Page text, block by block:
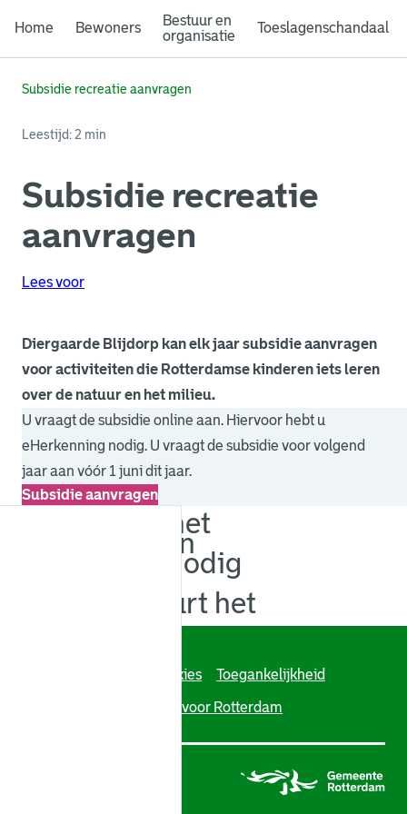
Home Bewoners
Bestuur en
organisatie
Toeslagenschandaal
Subsidie recreatie aanvragen
Leestijd: 2 min
Subsidie recreatie
aanvragen
Lees voor
Diergaarde Blijdorp kan elk jaar subsidie aanvragen
voor activiteiten die Rotterdamse kinderen iets leren
over de natuur en het milieu.
U vraagt de subsidie online aan. Hiervoor hebt u
eHerkenning nodig. U vraagt de subsidie voor volgend
jaar aan vóór 1 juni dit jaar.
Subsidie aanvragen
. Link opent een externe pagina in een nieuw
Voor wie is het
Voorwaarden
Wat hebt u nodig
Hoelang duurt het
Cookies Toegankelijkheid
Werken voor Rotterdam